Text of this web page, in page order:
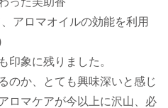
アロマオイルの効能を利用
印象に残りました。
のか、とても興味深いと感じ
ロマケアが今以上に沢山、必